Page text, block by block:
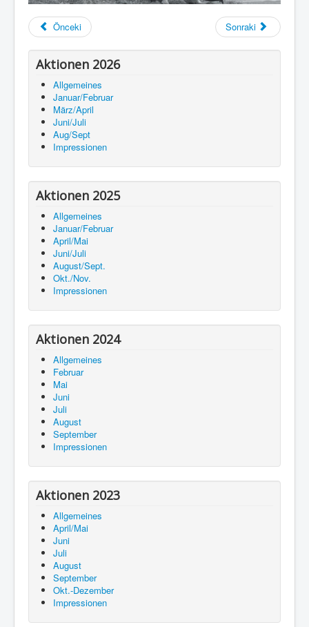
Önceki Sonraki
Aktionen 2026
Allgemeines
Januar/Februar
März/April
Juni/Juli
Aug/Sept
Impressionen
Aktionen 2025
Allgemeines
Januar/Februar
April/Mai
Juni/Juli
August/Sept.
Okt./Nov.
Impressionen
Aktionen 2024
Allgemeines
Februar
Mai
Juni
Juli
August
September
Impressionen
Aktionen 2023
Allgemeines
April/Mai
Juni
Juli
August
September
Okt.-Dezember
Impressionen